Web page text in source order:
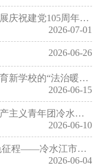
冷水江市检察院离退休党支部开展庆祝建党105周年纪念座谈学习活动
2026-07-01
2026-06-26
法护花开，向阳生长｜一场开在育新学校的“法治暖心课”
2026-06-15
关于冷水江市检察院出席中国共产主义青年团冷水江市第十二次代表大会代表候选人初步人选的公示
2026-06-10
法治筑就生态屏障 法典指引绿色征程——冷水江市检察院联合市法院开展“世界环境日”主题普法宣传活动
2026-06-04